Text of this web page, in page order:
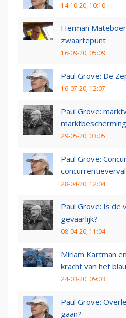
14-10-20, 10:10
Herman
zwaartepunt
16-09-20, 05:09
Paul Grove: De
16-07-20, 12:07
Paul Grove:
marktbescherming
29-05-20, 03:05
Paul Grove:
28-04-20, 12:04
Paul Grove: Is de
gevaarlijk?
08-04-20, 11:04
Miriam Kartman
kracht van het
24-03-20, 09:03
Paul Grove:
gaan?